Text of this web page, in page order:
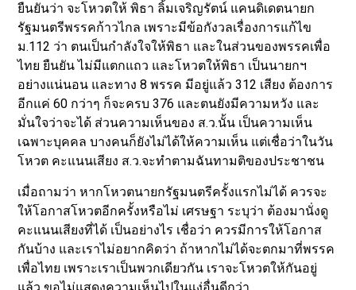
ยืนยันว่า จะโหวตให้ พิธา ลิ้มเจริญรัตน์ แคนดิเดตนายก
รัฐมนตรีพรรคก้าวไกล เพราะมีข้อกังวลเรื่องการแก้ไข
ม.112 ว่า ตนเป็นกำลังใจให้พิธา และในส่วนของพรรคเพื่อ
ไทย ยืนยัน ไม่มีแตกแถว และโหวตให้พิธา เป็นนายกฯ
อย่างแน่นอน และทาง 8 พรรค มีอยู่แล้ว 312 เสียง ต้องการ
อีกแค่ 60 กว่าๆ ก็จะครบ 376 และตนยังมีความหวัง และ
มั่นใจว่าจะได้ ส่วนความเห็นของ ส.ว.นั้น เป็นความเห็น
เฉพาะบุคคล บางคนก็ยังไม่ได้ให้ความเห็น แต่เชื่อว่าในวัน
โหวต คะแนนเสียง ส.ว.จะทำตามฉันทามติของประชาชน
เมื่อถามว่า หากโหวตนายกรัฐมนตรีครั้งแรกไม่ได้ ควรจะ
ให้โอกาสโหวตอีกครั้งหรือไม่ เศรษฐา ระบุว่า ต้องมานั่งดู
คะแนนเสียงที่ได้ เป็นอย่างไร เชื่อว่า ควรมีการให้โอกาส
กันบ้าง และเราไม่อยากคิดว่า ถ้าหากไม่ได้จะตกมาที่พรรค
เพื่อไทย เพราะเราเป็นพวกเดียวกัน เราจะโหวตให้กันอยู่